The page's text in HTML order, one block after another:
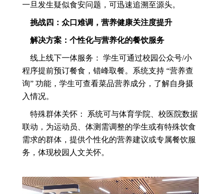
一旦发生疑似食安问题，可迅速追溯至源头。
挑战四：众口难调，营养健康关注度提升
解决方案：个性化与营养化的餐饮服务
线上线下一体服务： 学生可通过校园公众号/小
程序提前预订餐食，错峰取餐。系统支持 “营养查
询” 功能，学生可查看菜品营养成分，了解自身摄
入情况。
特殊群体关怀： 系统可与体育学院、校医院数据
联动，为运动员、体测需调整的学生或有特殊饮食
需求的群体，提供个性化的营养建议或专属餐饮服
务，体现校园人文关怀。